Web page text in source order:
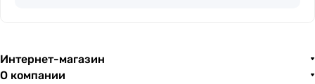
Интернет-магазин
О компании